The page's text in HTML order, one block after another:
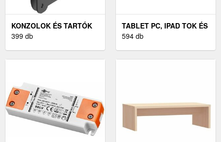
KONZOLOK ÉS TARTÓK
399 db
TABLET PC, IPAD TOK ÉS
TARTÓ
594 db